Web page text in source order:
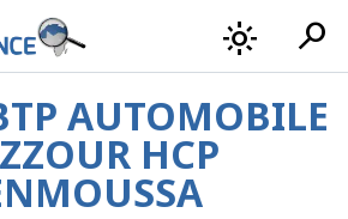
light_mode search
AUTOMOBILE
HCP